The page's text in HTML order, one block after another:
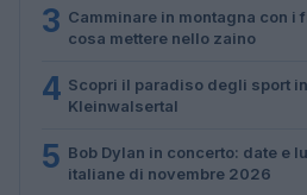
3 Camminare in montagna con i
cosa mettere nello zaino
4 Scopri il paradiso degli sport
Kleinwalsertal
5 Bob Dylan in concerto: date e
italiane di novembre 2026